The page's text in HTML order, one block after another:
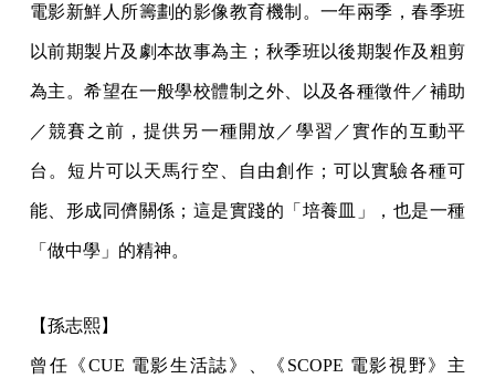
電影新鮮人所籌劃的影像教育機制。一年兩季，春季班
以前期製片及劇本故事為主；秋季班以後期製作及粗剪
為主。希望在一般學校體制之外、以及各種徵件／補助
／競賽之前，提供另一種開放／學習／實作的互動平
台。短片可以天馬行空、自由創作；可以實驗各種可
能、形成同儕關係；這是實踐的「培養皿」，也是一種
「做中學」的精神。
【孫志熙】
曾任《CUE 電影生活誌》、《SCOPE 電影視野》主